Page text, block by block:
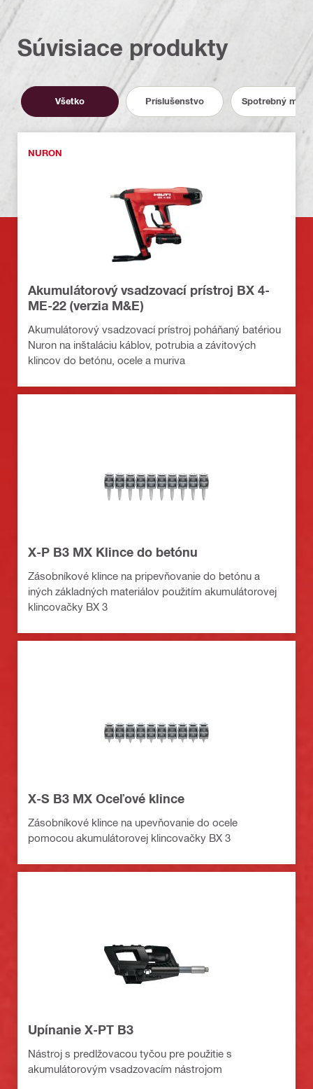
Súvisiace produkty
Všetko Príslušenstvo Spotrebný
NURON
Akumulátorový vsadzovací prístroj BX 4-
ME-22 (verzia M&E)
Akumulátorový vsadzovací prístroj poháňaný batériou
Nuron na inštaláciu káblov, potrubia a závitových
klincov do betónu, ocele a muriva
X-P B3 MX Klince do betónu
Zásobníkové klince na pripevňovanie do betónu a
iných základných materiálov použitím akumulátorovej
klincovačky BX 3
X-S B3 MX Oceľové klince
Zásobníkové klince na upevňovanie do ocele
pomocou akumulátorovej klincovačky BX 3
Upínanie X-PT B3
Nástroj s predlžovacou tyčou pre použitie s
akumulátorovým vsadzovacím nástrojom